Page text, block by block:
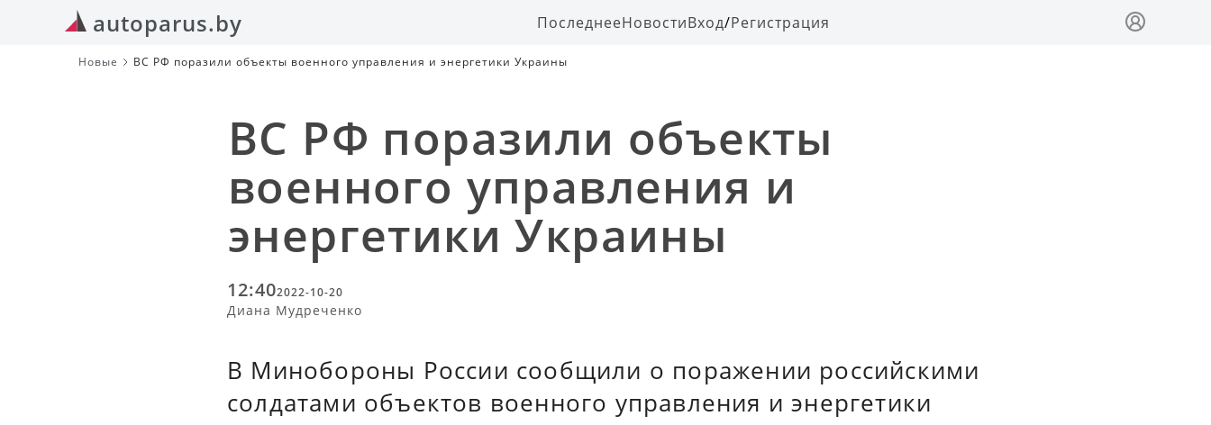
autoparus.by ПоследнееНовостиВход/Регистрация
Новые ВС РФ поразили объекты военного управления и энергетики Украины
ВС РФ поразили объекты
военного управления и
энергетики Украины
12:402022-10-20
Диана Мудреченко
В Минобороны России сообщили о поражении российскими
солдатами объектов военного управления и энергетики